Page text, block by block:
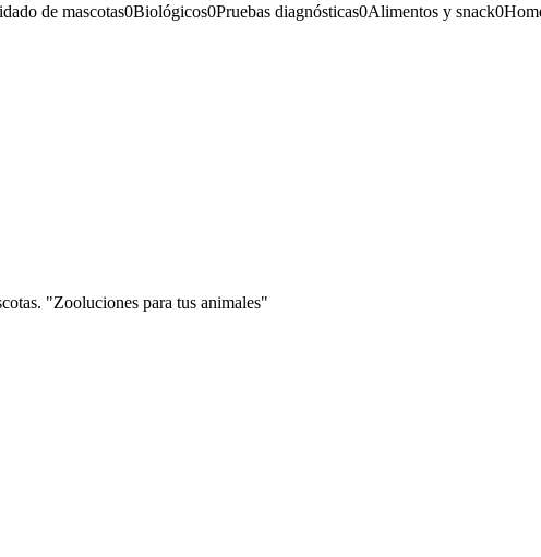
de mascotas0Biológicos0Pruebas diagnósticas0Alimentos y snack0
"Zooluciones para tus animales"